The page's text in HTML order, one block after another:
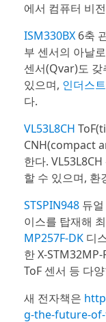
에서 컴퓨터 비
ISM330BX6축
부 센서의 아날
센서(Qvar)도 갖
있으며, 인더스
다.
VL53L8CH
CNH(compact
한다.
할 수 있으며, 환
STSPIN948듀얼
이스를 탑재해
MP257F-DK디
한 X-
ToF 센서 등 다
새 전자책은
g-the-future-